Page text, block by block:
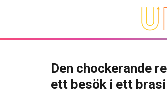
Den chockerande
ett besök i ett